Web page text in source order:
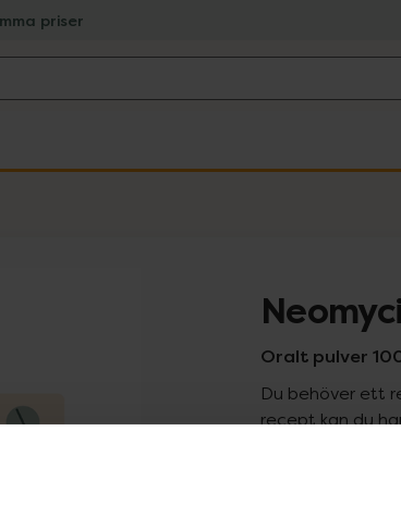
priser
Oralt pulver
Du behöver ett
recept kan du